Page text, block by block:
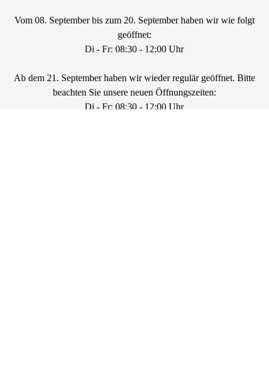
Vom 08. September bis zum 20. September haben wir wie folgt
geöffnet:
Di - Fr: 08:30 - 12:00 Uhr
Ab dem 21. September haben wir wieder regulär geöffnet. Bitte
beachten Sie unsere neuen Öffnungszeiten:
Di - Fr: 08:30 - 12:00 Uhr